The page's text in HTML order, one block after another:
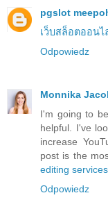
pgslot
เว็บสล็อตออนไ
Odpowiedz
Monnika
I'm going to
helpful. I've
increase
post is the
editing services
Odpowiedz